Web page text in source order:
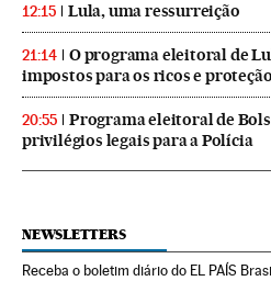
12:15 Lula, uma ressurreição
21:14
O programa eleitoral de
impostos para os ricos e
20:55
Programa eleitoral de
privilégios legais para a Polícia
NEWSLETTERS
Receba o boletim diário do EL PAÍS Brasil